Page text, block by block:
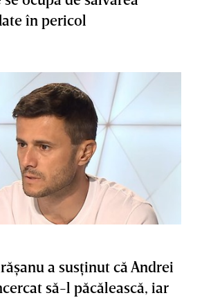
în pericol
a susţinut că Andrei
să-l păcălească, iar